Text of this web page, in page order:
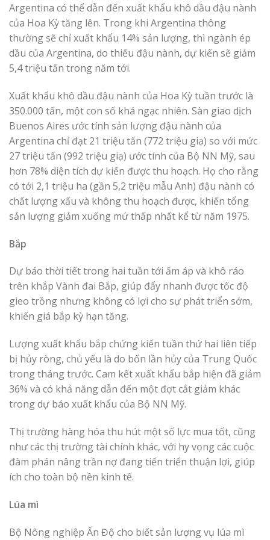
Argentina có thể dẫn đến xuất khẩu khô dầu đậu nành
của Hoa Kỳ tăng lên. Trong khi Argentina thông
thường sẽ chỉ xuất khẩu 14% sản lượng, thì ngành ép
dầu của Argentina, do thiếu đậu nành, dự kiến ​​sẽ giảm
5,4 triệu tấn trong năm tới.
Xuất khẩu khô dầu đậu nành của Hoa Kỳ tuần trước là
350.000 tấn, một con số khá ngạc nhiên. Sàn giao dịch
Buenos Aires ước tính sản lượng đậu nành của
Argentina chỉ đạt 21 triệu tấn (772 triệu giạ) so với mức
27 triệu tấn (992 triệu giạ) ước tính của Bộ NN Mỹ, sau
hơn 78% diện tích dự kiến ​​được thu hoạch. Họ cho rằng
có tới 2,1 triệu ha (gần 5,2 triệu mẫu Anh) đậu nành có
chất lượng xấu và không thu hoạch được, khiến tổng
sản lượng giảm xuống mứ thấp nhất kể từ năm 1975.
Bắp
Dự báo thời tiết trong hai tuần tới ấm áp và khô ráo
trên khắp Vành đai Bắp, giúp đẩy nhanh được tốc độ
gieo trồng nhưng không có lợi cho sự phát triển sớm,
khiến giá bắp kỳ hạn tăng.
Lượng xuất khẩu bắp chứng kiến tuần thứ hai liên tiếp
bị hủy ròng, chủ yếu là do bốn lần hủy của Trung Quốc
trong tháng trước. Cam kết xuất khẩu bắp hiện đã giảm
36% và có khả năng dẫn đến một đợt cắt giảm khác
trong dự báo xuất khẩu của Bộ NN Mỹ.
Thị trường hàng hóa thu hút một số lực mua tốt, cũng
như các thị trường tài chính khác, với hy vọng các cuộc
đàm phán nâng trần nợ đang tiến triển thuận lợi, giúp
ích cho toàn bộ nền kinh tế.
Lúa mì
Bộ Nông nghiệp Ấn Độ cho biết sản lượng vụ lúa mì